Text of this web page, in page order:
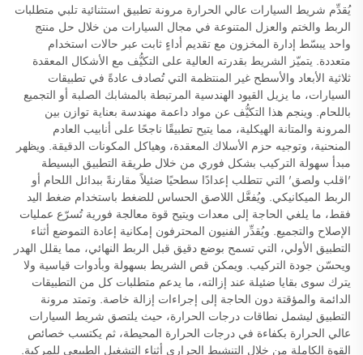
يُقدِّم شريط السيارات عالي الحرارة مرونة تطبيق استثنائية تلبي متطلبات
الربط والختم والعزل المتنوعة في مجال السيارات من خلال حل منتج
واحد يبسّط إدارة المخزون مع تقديم أداءٍ ثابت عبر حالات استخدام
متعددة. يتميّز الشريط بقدرته العالية على التكيُّف مع الأشكال المعقدة
ثلاثية الأبعاد والأسطح غير المنتظمة التي تُصادف عادةً في تطبيقات
السيارات، ما يزيل القيود الهندسية المرتبطة بالمشابك الصلبة أو التجميع
باللحام. وينجم هذا التكيُّف عن مواد داعمة مهندسة بعناية توازن بين
المرونة والمتانة الهيكلية، مما يتيح تطبيقًا ناجحًا على أنابيب العادم
المنحنية، وتوجيه حزم الأسلاك المعقدة، وهياكل المكونات الدقيقة. ويظهر
مبدأ سهولة التركيب بشكل فوري من خلال طريقة التطبيق البسيطة
'اقلب ولصق' التي تتطلب إعدادًا سطحيًا ضئيلاً مقارنةً ببدائل اللحام أو
الربط الميكانيكي. ويُفعَّل اللاصق الحساس للضغط باستخدام ضغط اليد
فقط، ما يلغي الحاجة إلى معدات ويتيح قوة معالجة فورية تُسرّع عمليات
الإصلاح والتجميع. ويُقدِّر الفنيون المحترفون إمكانية إعادة التموضع أثناء
التطبيق الأولي، التي تسمح بوضع دقيق قبل الربط النهائي، مما يقلل الهدر
ويحسّن جودة التركيب. ويمكن قص الشريط بسهولة وبأدوات قياسية ولا
يترك سوى بقايا ضئيلة عند إزالته، ما يدعم متطلبات كل من التطبيقات
الدائمة والمؤقتة دون الحاجة إلى إجراءات إزالة خاصة. وتمتد مرونة
التطبيق ليشمل نطاقات درجات الحرارة، حيث يلتصق شريط السيارات
عالي الحرارة بكفاءة في درجات الحرارة المحيطة، ثم يكتسب خصائص
القوة الكاملة من خلال التنشيط الحراري أثناء التشغيل الطبيعي للمركبة.